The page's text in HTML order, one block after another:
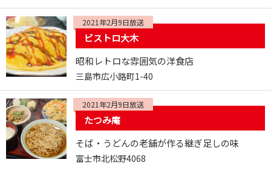
2021年2月9日放送
ビストロ大木
昭和レトロな雰囲気の洋食店
三島市広小路町1-40
2021年2月9日放送
たつみ庵
そば・うどんの老舗が作る継ぎ足しの味
富士市北松野4068